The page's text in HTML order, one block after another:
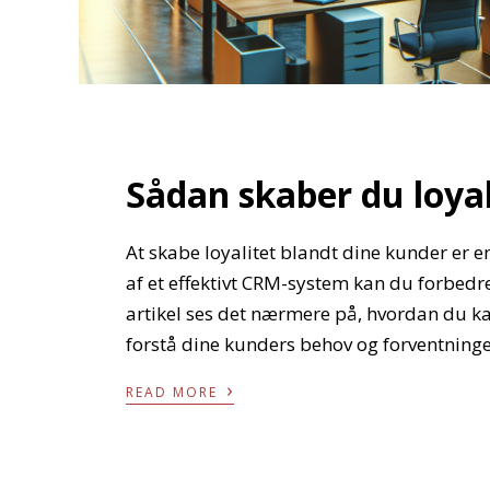
Sådan skaber du
At skabe loyalitet blandt dine kunder er
af et effektivt CRM-system kan du
artikel ses det nærmere på, hvordan du
forstå dine kunders behov og
READ MORE ›